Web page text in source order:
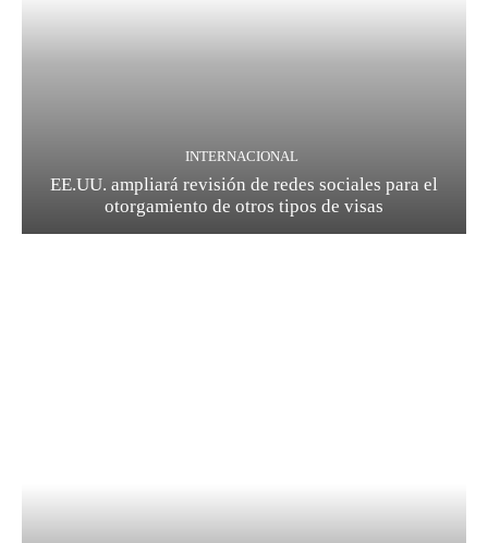
INTERNACIONAL
EE.UU. ampliará revisión de redes sociales para el
otorgamiento de otros tipos de visas